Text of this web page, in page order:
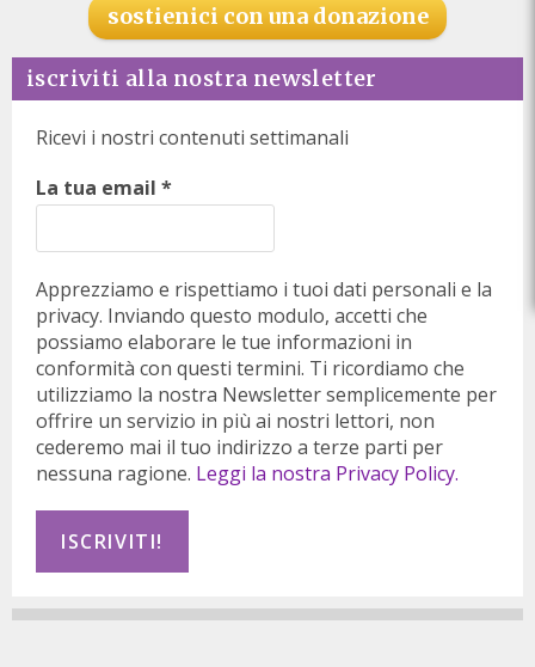
sostienici con una donazione
iscriviti alla nostra newsletter
Ricevi i nostri contenuti settimanali
La tua email *
Apprezziamo e rispettiamo i tuoi dati personali e la
privacy. Inviando questo modulo, accetti che
possiamo elaborare le tue informazioni in
conformità con questi termini. Ti ricordiamo che
utilizziamo la nostra Newsletter semplicemente per
offrire un servizio in più ai nostri lettori, non
cederemo mai il tuo indirizzo a terze parti per
nessuna ragione. Leggi la nostra Privacy Policy.